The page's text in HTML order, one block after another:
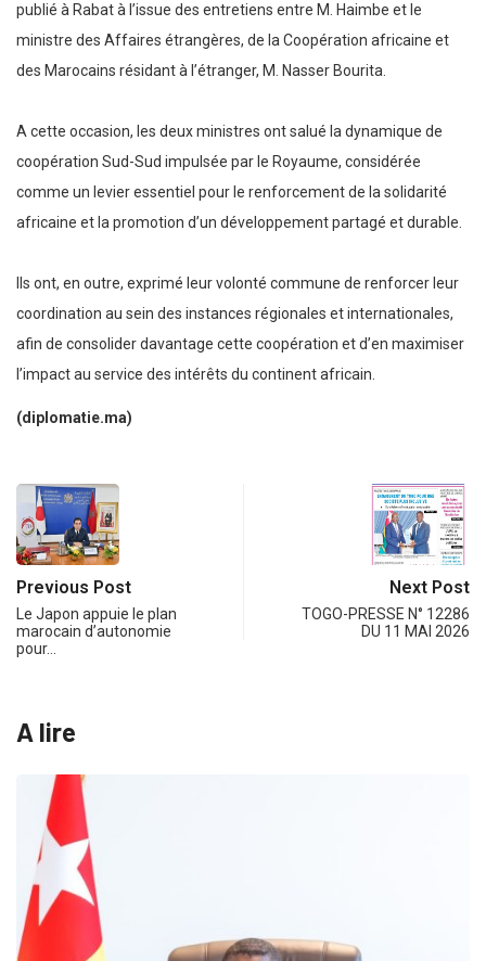
publié à Rabat à l’issue des entretiens entre M. Haimbe et le
ministre des Affaires étrangères, de la Coopération africaine et
des Marocains résidant à l’étranger, M. Nasser Bourita.
A cette occasion, les deux ministres ont salué la dynamique de
coopération Sud-Sud impulsée par le Royaume, considérée
comme un levier essentiel pour le renforcement de la solidarité
africaine et la promotion d’un développement partagé et durable.
Ils ont, en outre, exprimé leur volonté commune de renforcer leur
coordination au sein des instances régionales et internationales,
afin de consolider davantage cette coopération et d’en maximiser
l’impact au service des intérêts du continent africain.
(diplomatie.ma)
Previous Post
Le Japon appuie le plan
marocain d’autonomie
pour…
Next Post
TOGO-PRESSE N° 12286
DU 11 MAI 2026
A lire